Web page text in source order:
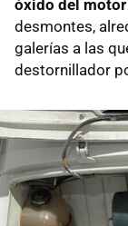
óxido del
desmontes,
galerías a las
destornillador